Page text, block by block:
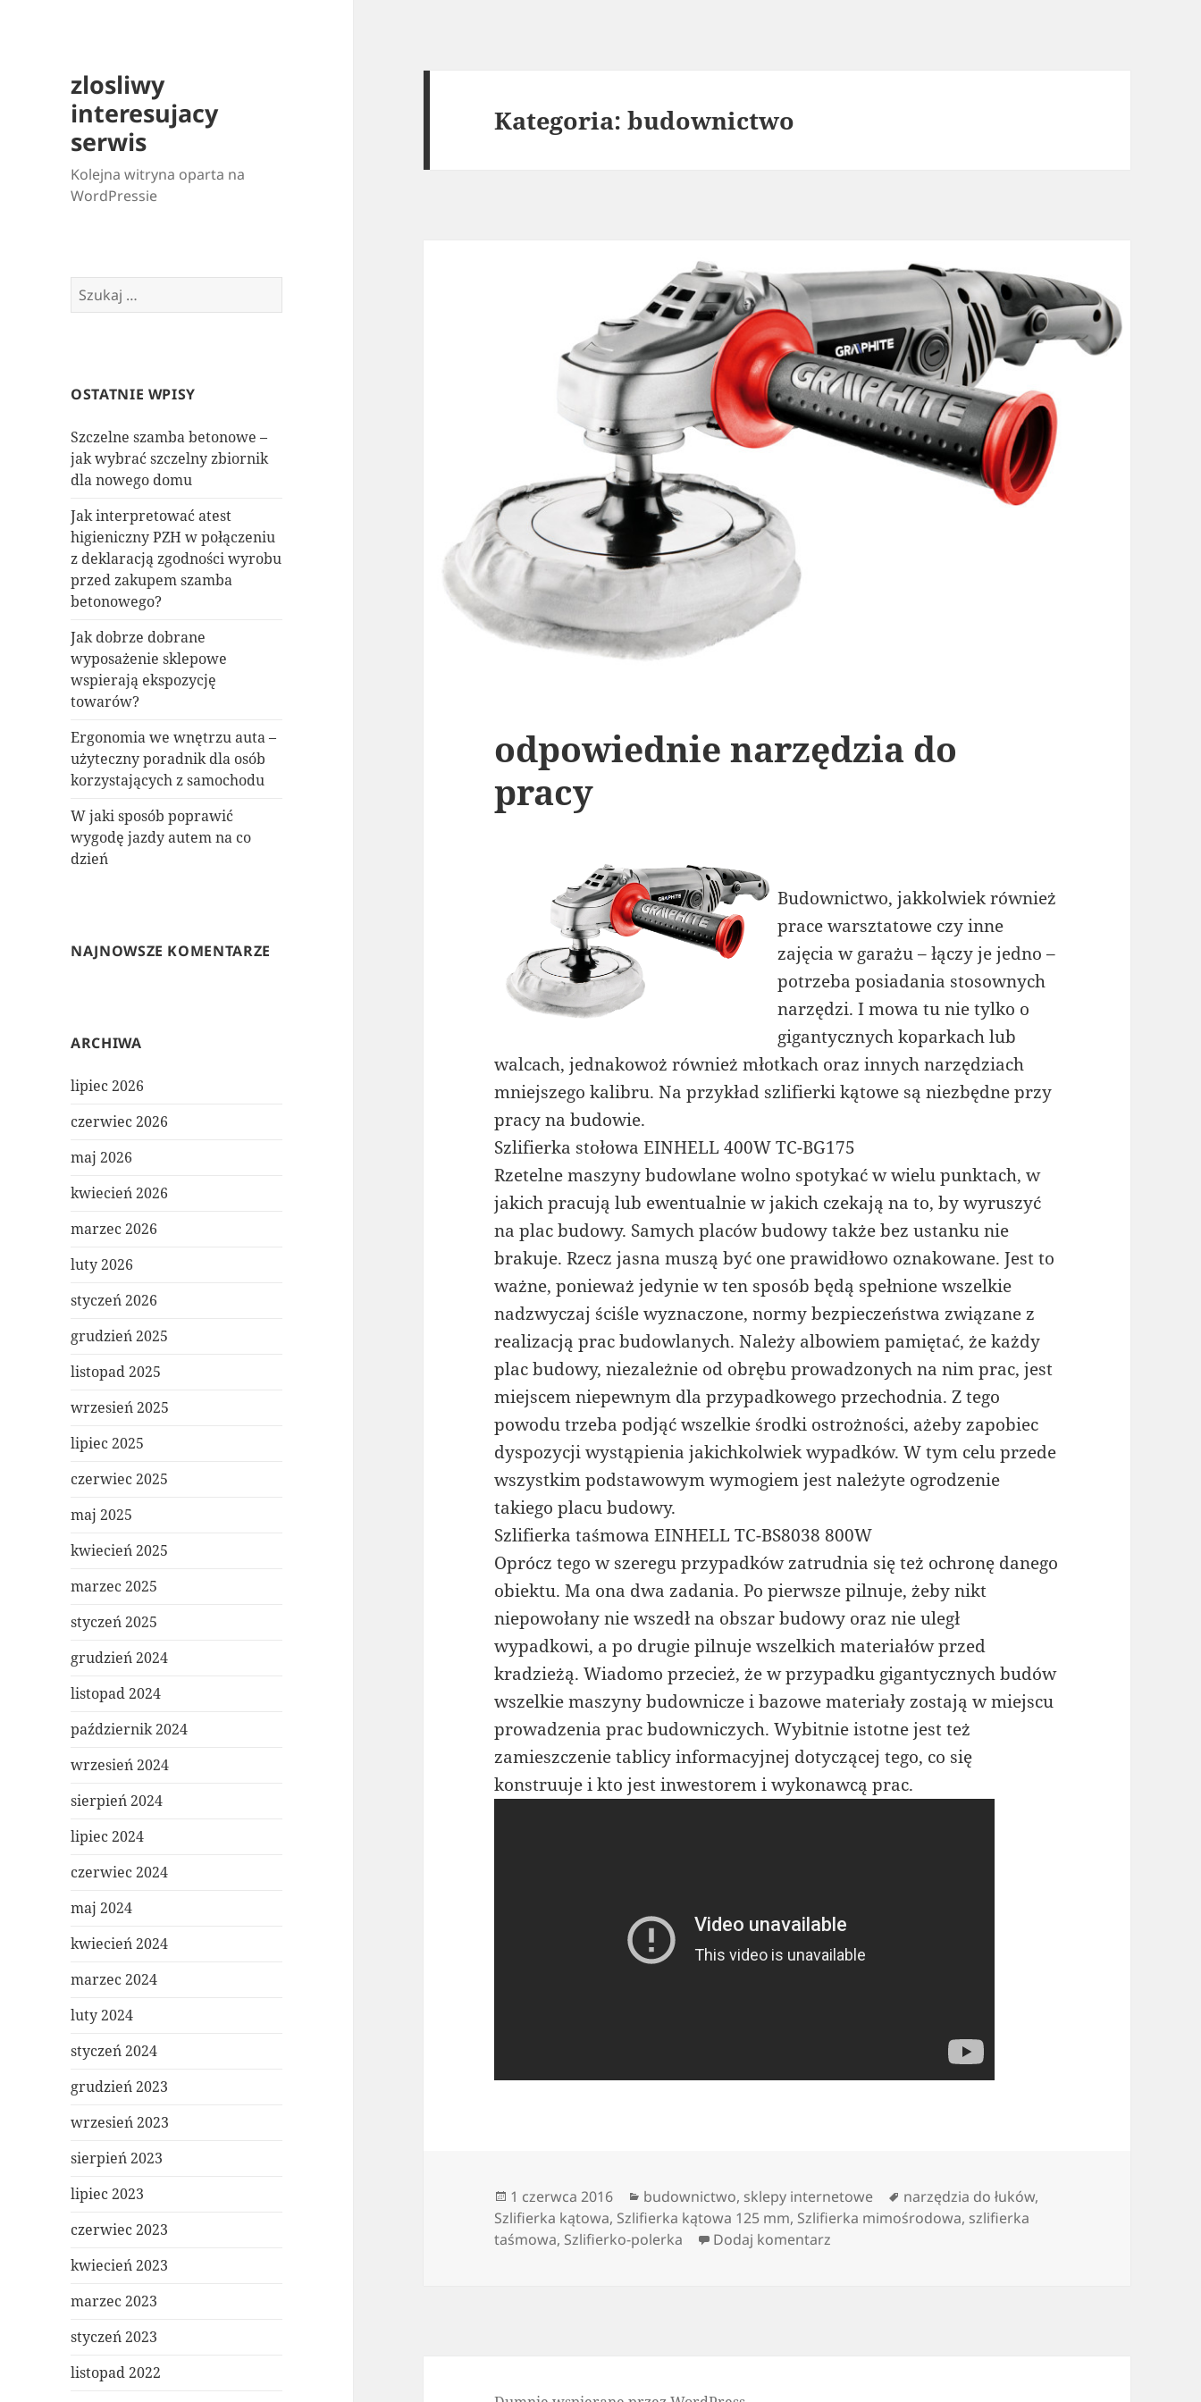
zlosliwy
interesujacy
serwis
Kolejna witryna oparta na
WordPressie
Szukaj:
OSTATNIE WPISY
Szczelne szamba betonowe –
jak wybrać szczelny zbiornik
dla nowego domu
Jak interpretować atest
higieniczny PZH w połączeniu
z deklaracją zgodności wyrobu
przed zakupem szamba
betonowego?
Jak dobrze dobrane
wyposażenie sklepowe
wspierają ekspozycję
towarów?
Ergonomia we wnętrzu auta –
użyteczny poradnik dla osób
korzystających z samochodu
W jaki sposób poprawić
wygodę jazdy autem na co
dzień
NAJNOWSZE KOMENTARZE
ARCHIWA
lipiec 2026
czerwiec 2026
maj 2026
kwiecień 2026
marzec 2026
luty 2026
styczeń 2026
grudzień 2025
listopad 2025
wrzesień 2025
lipiec 2025
czerwiec 2025
maj 2025
kwiecień 2025
marzec 2025
styczeń 2025
grudzień 2024
listopad 2024
październik 2024
wrzesień 2024
sierpień 2024
lipiec 2024
czerwiec 2024
maj 2024
kwiecień 2024
marzec 2024
luty 2024
styczeń 2024
grudzień 2023
wrzesień 2023
sierpień 2023
lipiec 2023
czerwiec 2023
kwiecień 2023
marzec 2023
styczeń 2023
listopad 2022
Kategoria:budownictwo
odpowiednie narzędzia do
pracy
Budownictwo, jakkolwiek również
prace warsztatowe czy inne
zajęcia w garażu – łączy je jedno –
potrzeba posiadania stosownych
narzędzi. I mowa tu nie tylko o
gigantycznych koparkach lub
walcach, jednakowoż również młotkach oraz innych narzędziach
mniejszego kalibru. Na przykład szlifierki kątowe są niezbędne przy
pracy na budowie.
Szlifierka stołowa EINHELL 400W TC-BG175
Rzetelne maszyny budowlane wolno spotykać w wielu punktach, w
jakich pracują lub ewentualnie w jakich czekają na to, by wyruszyć
na plac budowy. Samych placów budowy także bez ustanku nie
brakuje. Rzecz jasna muszą być one prawidłowo oznakowane. Jest to
ważne, ponieważ jedynie w ten sposób będą spełnione wszelkie
nadzwyczaj ściśle wyznaczone, normy bezpieczeństwa związane z
realizacją prac budowlanych. Należy albowiem pamiętać, że każdy
plac budowy, niezależnie od obrębu prowadzonych na nim prac, jest
miejscem niepewnym dla przypadkowego przechodnia. Z tego
powodu trzeba podjąć wszelkie środki ostrożności, ażeby zapobiec
dyspozycji wystąpienia jakichkolwiek wypadków. W tym celu przede
wszystkim podstawowym wymogiem jest należyte ogrodzenie
takiego placu budowy.
Szlifierka taśmowa EINHELL TC-BS8038 800W
Oprócz tego w szeregu przypadków zatrudnia się też ochronę danego
obiektu. Ma ona dwa zadania. Po pierwsze pilnuje, żeby nikt
niepowołany nie wszedł na obszar budowy oraz nie uległ
wypadkowi, a po drugie pilnuje wszelkich materiałów przed
kradzieżą. Wiadomo przecież, że w przypadku gigantycznych budów
wszelkie maszyny budownicze i bazowe materiały zostają w miejscu
prowadzenia prac budowniczych. Wybitnie istotne jest też
zamieszczenie tablicy informacyjnej dotyczącej tego, co się
konstruuje i kto jest inwestorem i wykonawcą prac.
Data
publikacji
1 czerwca 2016 Kategorie
budownictwo, sklepy internetowe Tagi
narzędzia do łuków,
Szlifierka kątowa, Szlifierka kątowa 125 mm, Szlifierka mimośrodowa, szlifierka
taśmowa, Szlifierko-polerka Dodaj komentarz